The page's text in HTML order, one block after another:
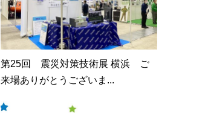
第25回 震災対策技術展 横浜 ご
来場ありがとうございま...